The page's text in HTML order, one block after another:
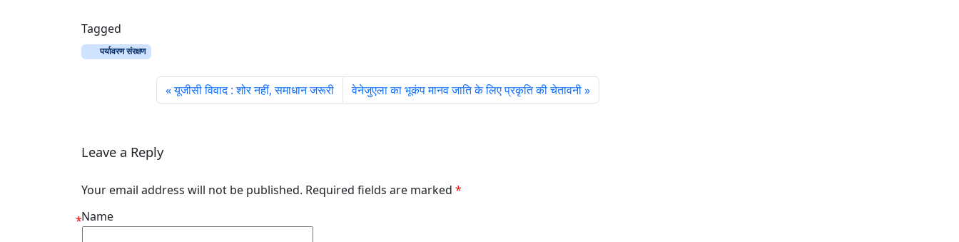
Tagged
पर्यावरण संरक्षण
यूजीसी विवाद : शोर नहीं, समाधान जरूरी वेनेजुएला का भूकंप मानव जाति के लिए प्रकृति की चेतावनी
Leave a Reply
Your email address will not be published. Required fields are marked *
Name
*